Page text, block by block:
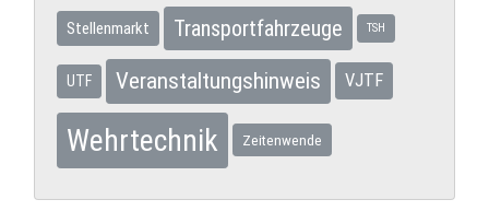
Stellenmarkt Transportfahrzeuge TSH
UTF Veranstaltungshinweis VJTF
Wehrtechnik Zeitenwende